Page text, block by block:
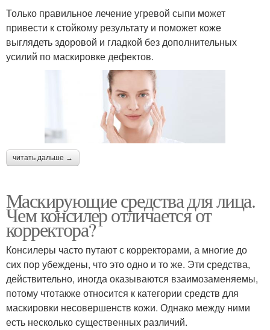
Только правильное лечение угревой сыпи может
привести к стойкому результату и поможет коже
выглядеть здоровой и гладкой без дополнительных
усилий по маскировке дефектов.
читать дальше →
Маскирующие средства для лица.
Чем консилер отличается от
корректора?
Консилеры часто путают с корректорами, а многие до
сих пор убеждены, что это одно и то же. Эти средства,
действительно, иногда оказываются взаимозаменяемы,
потому чтотакже относится к категории средств для
маскировки несовершенств кожи. Однако между ними
есть несколько существенных различий.